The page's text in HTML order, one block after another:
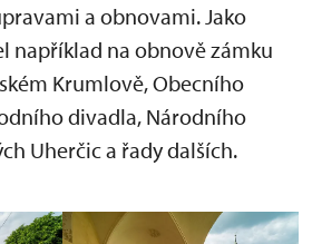
a obnovami. Jako
například na obnově zámku
Krumlově, Obecního
divadla, Národního
Uherčic a řady dalších.